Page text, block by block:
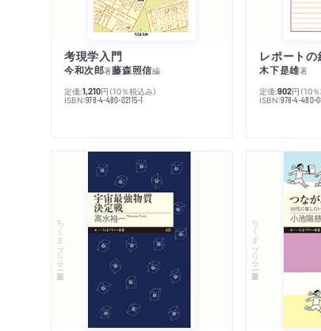
考現学入門
今和次郎著藤森照信編
定価:1,210円 （10％税込み）
ISBN:978-4-480-02115-1
レポート
木下是雄著
定価:902円 （10
ISBN:978-4-480-
ちくまプリマー新書 ちくまプリマー新書